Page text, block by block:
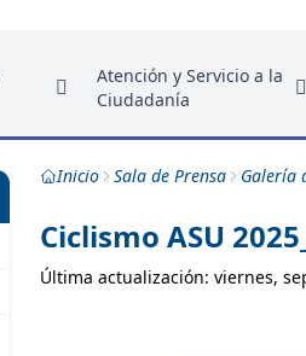
Atención y Servicio a la
Ciudadanía
Inicio Sala de Prensa Galería
Ciclismo ASU
Última actualización: viernes,